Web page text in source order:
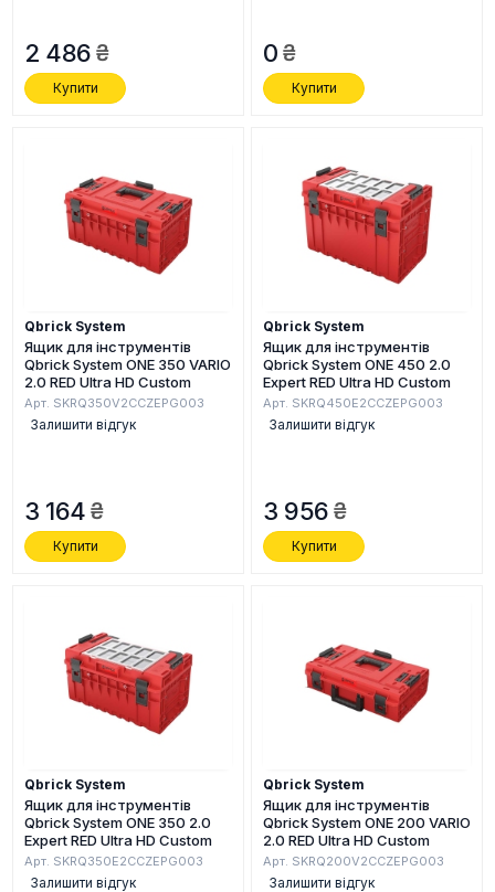
2 486
Купити
0
Купити
Qbrick System
Ящик для інструментів
Qbrick System ONE 350 VARIO
2.0 RED Ultra HD Custom
Арт. SKRQ350V2CCZEPG003
Залишити відгук
3 164
Купити
Qbrick System
Ящик для інструментів
Qbrick System ONE 450 2.0
Expert RED Ultra HD Custom
Арт. SKRQ450E2CCZEPG003
Залишити відгук
3 956
Купити
Qbrick System
Ящик для інструментів
Qbrick System ONE 350 2.0
Expert RED Ultra HD Custom
Арт. SKRQ350E2CCZEPG003
Залишити відгук
Qbrick System
Ящик для інструментів
Qbrick System ONE 200 VARIO
2.0 RED Ultra HD Custom
Арт. SKRQ200V2CCZEPG003
Залишити відгук